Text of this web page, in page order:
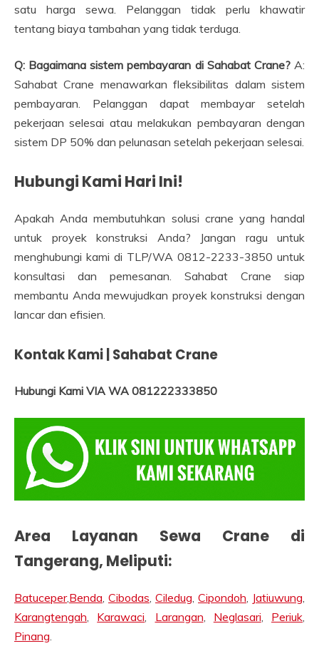
satu harga sewa. Pelanggan tidak perlu khawatir
tentang biaya tambahan yang tidak terduga.
Q: Bagaimana sistem pembayaran di Sahabat Crane?A:
Sahabat Crane menawarkan fleksibilitas dalam sistem
pembayaran. Pelanggan dapat membayar setelah
pekerjaan selesai atau melakukan pembayaran dengan
sistem DP 50% dan pelunasan setelah pekerjaan selesai.
Hubungi Kami Hari Ini!
Apakah Anda membutuhkan solusi crane yang handal
untuk proyek konstruksi Anda? Jangan ragu untuk
menghubungi kami di TLP/WA 0812-2233-3850 untuk
konsultasi dan pemesanan. Sahabat Crane siap
membantu Anda mewujudkan proyek konstruksi dengan
lancar dan efisien.
Kontak Kami | Sahabat Crane
Hubungi Kami VIA WA 081222333850
Area Layanan Sewa Crane di
Tangerang, Meliputi:
Batuceper,Benda, Cibodas, Ciledug, Cipondoh, Jatiuwung,
Karangtengah, Karawaci, Larangan, Neglasari, Periuk,
Pinang.